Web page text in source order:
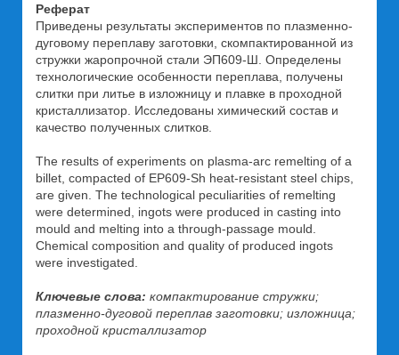
Реферат
Приведены результаты экспериментов по плазменно-
дуговому переплаву заготовки, скомпактированной из
стружки жаропрочной стали ЭП609-Ш. Определены
технологические особенности переплава, получены
слитки при литье в изложницу и плавке в проходной
кристаллизатор. Исследованы химический состав и
качество полученных слитков.
The results of experiments on plasma-arc remelting of a
billet, compacted of EP609-Sh heat-resistant steel chips,
are given. The technological peculiarities of remelting
were determined, ingots were produced in casting into
mould and melting into a through-passage mould.
Chemical composition and quality of produced ingots
were investigated.
Ключевые слова: компактирование стружки;
плазменно-дуговой переплав заготовки; изложница;
проходной кристаллизатор